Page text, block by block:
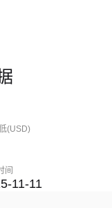
(USD)
间
11-11